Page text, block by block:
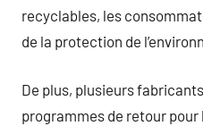
recyclables, les
de la protection de
De plus, plusieurs
programmes de retour